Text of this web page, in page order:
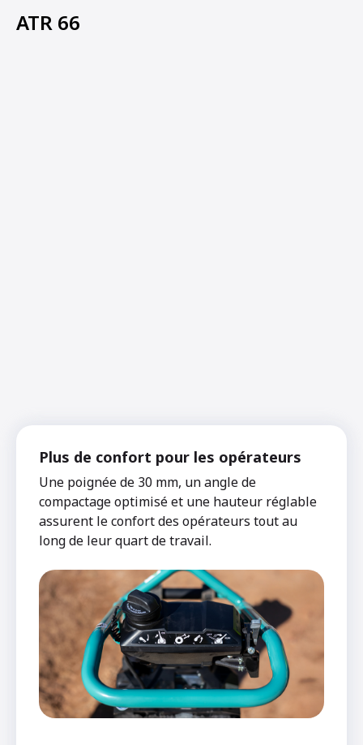
ATR 66
Plus de confort pour les opérateurs
Une poignée de 30 mm, un angle de
compactage optimisé et une hauteur réglable
assurent le confort des opérateurs tout au
long de leur quart de travail.